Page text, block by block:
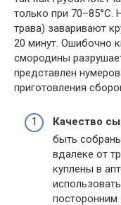
только при 70–85°С.
трава) заваривают
20 минут. Ошибочно
смородины
представлен
приготовления
Качество
быть
вдалеке от
куплены в